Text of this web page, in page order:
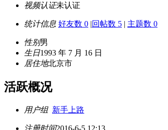
视频认证未认证
统计信息 好友数 0 |回帖数 5 | 主题数 0
性别男
生日1993 年 7 月 16 日
居住地北京市
活跃概况
用户组 新手上路